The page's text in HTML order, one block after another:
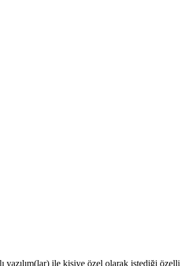
yazılım(lar) ile kişiye özel olarak istediği